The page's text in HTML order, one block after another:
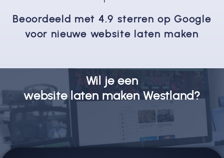
Beoordeeld met 4.9 sterren op Google
voor nieuwe website laten maken
Wil je een
website laten maken Westland?